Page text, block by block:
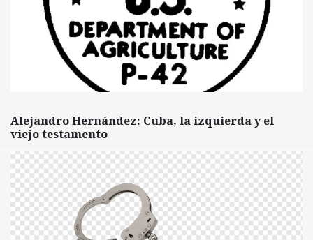
Alejandro Hernández: Cuba, la izquierda y el
viejo testamento